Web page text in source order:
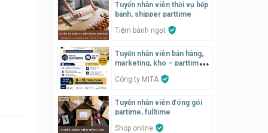
hàng tiệm bánh ngọt
Tuyển nhân viên pha chế,
phục vụ bàn
SNACK BAR NHẬT
Tuyển quản lý, kế toán ca,
bếp, bếp chính lương cao
Nhà hàng Phố Men Chill
Tuyển nhân viên thời vụ bếp
bánh, shipper parttime
Tiệm bánh ngọt
Tuyển nhân viên bán hàng,
marketing, kho – parttime,
Công ty MITA
Tuyển nhân viên đóng gói
partime, fulltime
Shop online